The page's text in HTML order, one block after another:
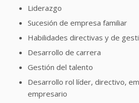
Liderazgo
Sucesión de empresa familiar
Habilidades directivas y de
Desarrollo de carrera
Gestión del talento
Desarrollo rol líder, directivo,
empresario